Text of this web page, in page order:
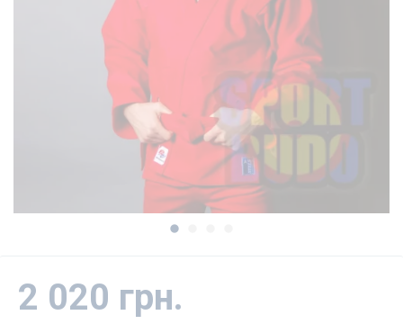
2 020 грн.